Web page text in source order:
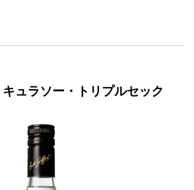
キュラソー・トリプルセック